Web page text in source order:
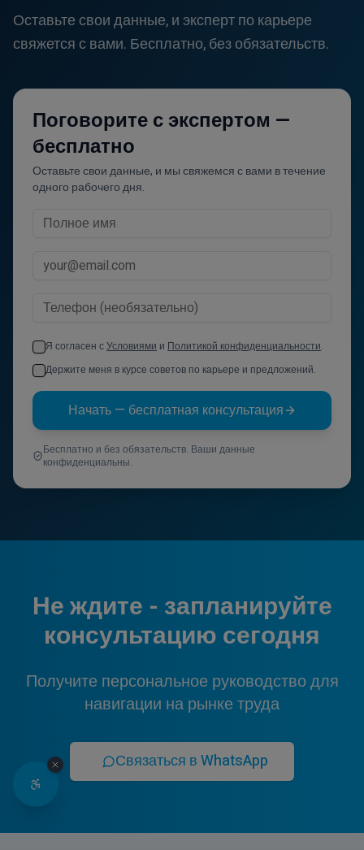
Оставьте свои данные, и эксперт по карьере
свяжется с вами. Бесплатно, без обязательств.
Поговорите с экспертом —
бесплатно
Оставьте свои данные, и мы свяжемся с вами в течение
одного рабочего дня.
Я согласен сУсловиями и Политикой конфиденциальности.
Держите меня в курсе советов по карьере и предложений.
Начать — бесплатная консультация
Бесплатно и без обязательств. Ваши данные
конфиденциальны.
Не ждите - запланируйте
консультацию сегодня
Получите персональное руководство для
навигации на рынке труда
Связаться в WhatsApp